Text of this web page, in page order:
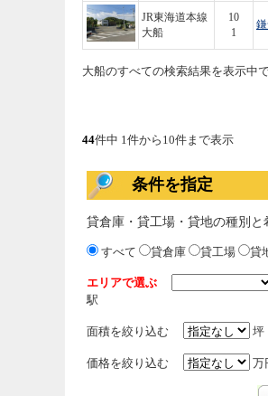
JR東海道本線
大船
10
1
大船のすべての検索結果を表示中で
44件中 1件から10件まで表示
条件を指定
貸倉庫・貸工場・貸地の種別と
すべて 貸倉庫 貸工場 貸
エリアで選ぶ
駅
面積を絞り込む 坪
価格を絞り込む 万